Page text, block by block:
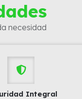
necesidad
Integral